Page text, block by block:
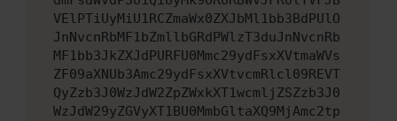
VElPTiUyMiU1RCZmaWx0ZXJbMl1bb3BdPUlO
JnNvcnRbMF1bZmllbGRdPWlzT3duJnNvcnRb
MF1bb3JkZXJdPURFU0Mmc29ydFsxXVtmaWVs
ZF09aXNUb3Amc29ydFsxXVtvcmRlcl09REVT
QyZzb3J0WzJdW2ZpZWxkXT1wcmljZSZzb3J0
WzJdW29yZGVyXT1BU0MmbGltaXQ9MjAmc2tp